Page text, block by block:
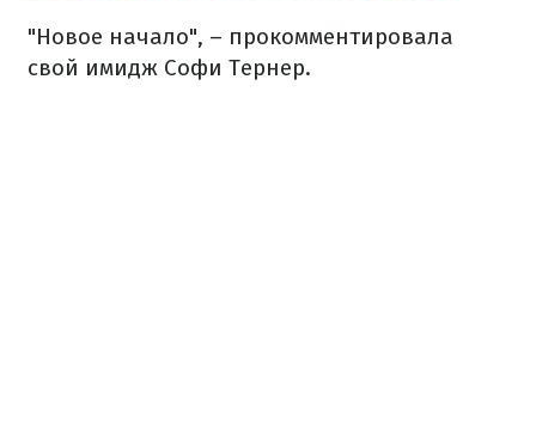
"Новое начало", – прокомментировала
свой имидж Софи Тернер.